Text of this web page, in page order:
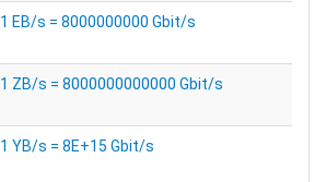
1 EB/s = 8000000000 Gbit/s
1 ZB/s = 8000000000000 Gbit/s
1 YB/s = 8E+15 Gbit/s